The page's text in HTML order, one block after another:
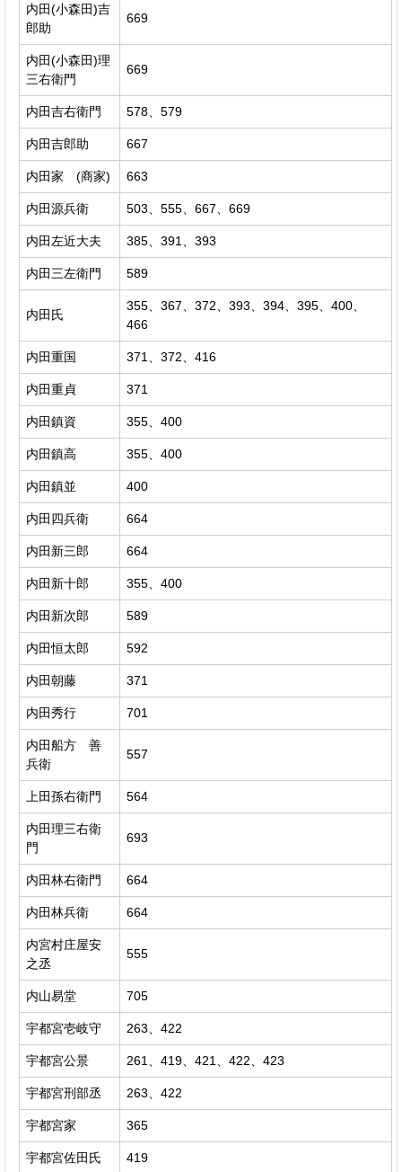
内田(小森田)吉
郎助
669
内田(小森田)理
三右衛門
669
内田吉右衛門 578、579
内田吉郎助 667
内田家 (商家) 663
内田源兵衛 503、555、667、669
内田左近大夫 385、391、393
内田三左衛門 589
内田氏
355、367、372、393、394、395、400、
466
内田重国 371、372、416
内田重貞 371
内田鎮資 355、400
内田鎮高 355、400
内田鎮並 400
内田四兵衛 664
内田新三郎 664
内田新十郎 355、400
内田新次郎 589
内田恒太郎 592
内田朝藤 371
内田秀行 701
内田船方 善
兵衛
557
上田孫右衛門 564
内田理三右衛
門
693
内田林右衛門 664
内田林兵衛 664
内宮村庄屋安
之丞
555
内山易堂 705
宇都宮壱岐守 263、422
宇都宮公景 261、419、421、422、423
宇都宮刑部丞 263、422
宇都宮家 365
宇都宮佐田氏 419